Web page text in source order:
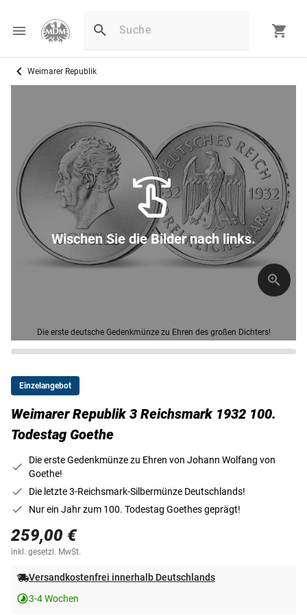
Weimarer Republik
Die erste deutsche Gedenkmünze zu Ehren des großen Dichters!
Wischen Sie die Bilder nach links.
Einzelangebot
Weimarer Republik 3 Reichsmark 1932 100.
Todestag Goethe
Die erste Gedenkmünze zu Ehren von Johann Wolfang von
Goethe!
Die letzte 3-Reichsmark-Silbermünze Deutschlands!
Nur ein Jahr zum 100. Todestag Goethes geprägt!
259,00 €
inkl. gesetzl. MwSt.
Versandkostenfrei innerhalb Deutschlands
3-4 Wochen